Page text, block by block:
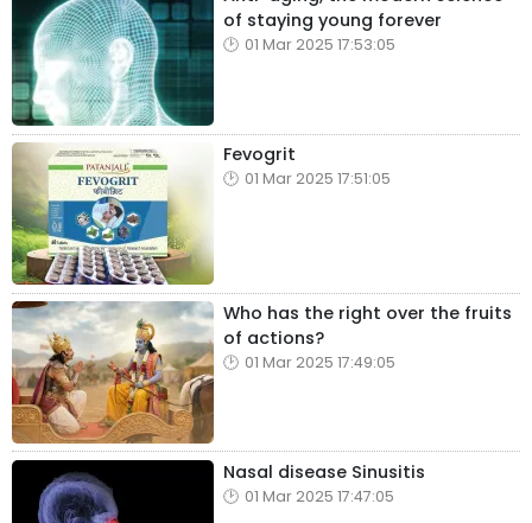
of staying young forever
01 Mar 2025 17:53:05
Fevogrit
01 Mar 2025 17:51:05
Who has the right over the fruits
of actions?
01 Mar 2025 17:49:05
Nasal disease Sinusitis
01 Mar 2025 17:47:05